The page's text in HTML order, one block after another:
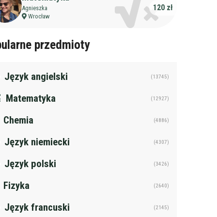
Agnieszka
Wrocław
120 zł
przedmioty
Język angielski (13745)
Matematyka (12927)
Chemia (4886)
Język niemiecki (4307)
Język polski (3426)
Fizyka (2640)
Język francuski (2145)